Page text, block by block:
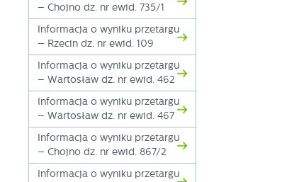
– Chojno dz. nr ewid. 735/1
Informacja o wyniku przetargu
– Rzecin dz. nr ewid. 109
Informacja o wyniku przetargu
– Wartosław dz. nr ewid. 462
Informacja o wyniku przetargu
– Wartosław dz. nr ewid. 467
Informacja o wyniku przetargu
– Chojno dz. nr ewid. 867/2
Informacja o wyniku przetargu